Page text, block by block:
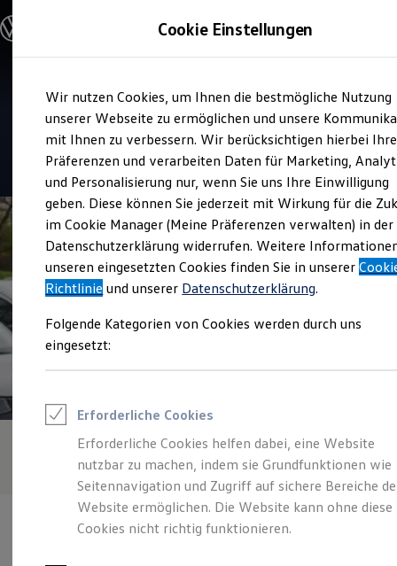
Hauptinhalt
springen
Footer
springen
Modelle & Konfigurator
Nutzfahrzeugkategorien entdecken
Modelle konfigurieren
Vorgängermodelle und Oldtimer
Vorgängermodelle
Oldtimer
Bulli Historie
Branchenlösungen & Gewerbekunden
Umbaulösungen und Hersteller finden
Auf- und Umbauten entdecken & konfigurieren
Groß- und Sonderkunden
Großkunden
Kommunen & Behörden
Journalisten
Sportvereine
Branchenlösungen
Gewerbliche Personenbeförderung
Service & mobile Werkstätten
Menschen mit Behinderung
Rettungsdienste
ONE Business ID Vorteile
Fahrzeugsuche & Marktplatz
Fahrzeugsuche
Fahrzeuge online kaufen
Digitaler Marktplatz
Kauf & Finanzierung
Online-Fahrzeugbewertung
Service
Autohaus Rainer Seyfarth
4.7| 79 Bewertungen
Cookie Einstellungen
Wir nutzen Cookies, um Ihnen die bestmögliche Nutzung
unserer Webseite zu ermöglichen und unsere
mit Ihnen zu verbessern. Wir berücksichtigen hierbei Ihre
Präferenzen und verarbeiten Daten für Marketing,
und Personalisierung nur, wenn Sie uns Ihre Einwilligung
geben. Diese können Sie jederzeit mit Wirkung für die
im Cookie Manager (Meine Präferenzen verwalten) in der
Datenschutzerklärung widerrufen. Weitere
unseren eingesetzten Cookies finden Sie in unserer
Richtlinie und unserer Datenschutzerklärung.
Folgende Kategorien von Cookies werden durch uns
eingesetzt:
Erforderliche Cookies
Erforderliche Cookies helfen dabei, eine Website
nutzbar zu machen, indem sie Grundfunktionen wie
Seitennavigation und Zugriff auf sichere Bereiche
Website ermöglichen. Die Website kann ohne diese
Cookies nicht richtig funktionieren.